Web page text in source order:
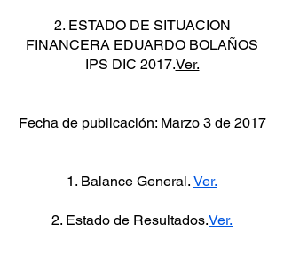
2. ESTADO DE SITUACION
FINANCERA EDUARDO BOLAÑOS
IPS DIC 2017.Ver.
Fecha de publicación: Marzo 3 de 2017
1. Balance General. Ver.
2. Estado de Resultados.Ver.